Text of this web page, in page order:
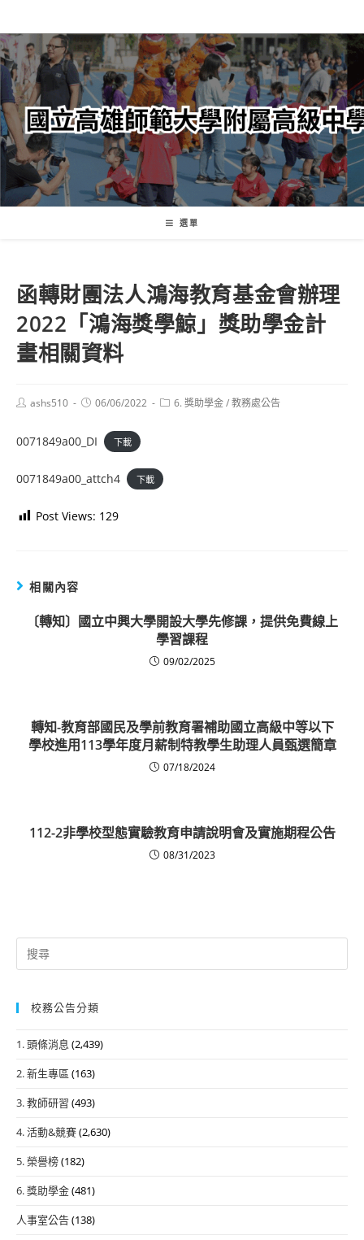
轉
至
主
內
容
選單
函轉財團法人鴻海教育基金會辦理
2022「鴻海獎學鯨」獎助學金計
畫相關資料
Postashs510
Post06/06/2022
Post6. 獎助學金/教務處公告
0071849a00_DI 下載
0071849a00_attch4 下載
Post Views: 129
相關內容
〔轉知〕國立中興大學開設大學先修課，提供免費線上
學習課程
09/02/2025
轉知-教育部國民及學前教育署補助國立高級中等以下
學校進用113學年度月薪制特教學生助理人員甄選簡章
07/18/2024
112-2非學校型態實驗教育申請說明會及實施期程公告
08/31/2023
Search
for:
校務公告分類
1. 頭條消息 (2,439)
2. 新生專區 (163)
3. 教師研習 (493)
4. 活動&競賽(2,630)
5. 榮譽榜(182)
6. 獎助學金(481)
人事室公告(138)